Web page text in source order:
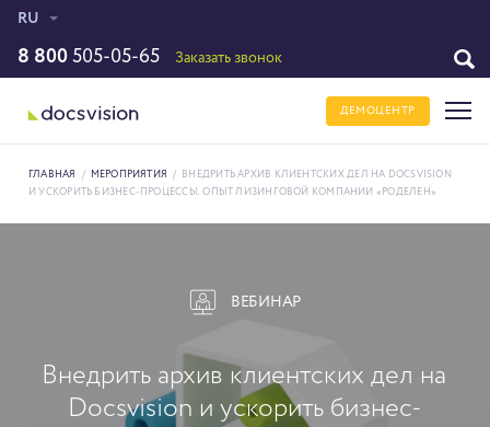
RU
8 800 505-05-65 Заказать звонок
ДЕМОЦЕНТР
ГЛАВНАЯ / МЕРОПРИЯТИЯ /
ВНЕДРИТЬ АРХИВ КЛИЕНТСКИХ ДЕЛ НА DOCSVISION
И УСКОРИТЬ БИЗНЕС-ПРОЦЕССЫ. ОПЫТ ЛИЗИНГОВОЙ КОМПАНИИ «РОДЕЛЕН»
ВЕБИНАР
Внедрить архив клиентских дел на
Docsvision и ускорить бизнес-